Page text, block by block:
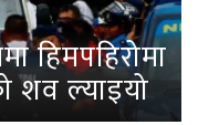
हिमपहिरोमा
शव ल्याइयो